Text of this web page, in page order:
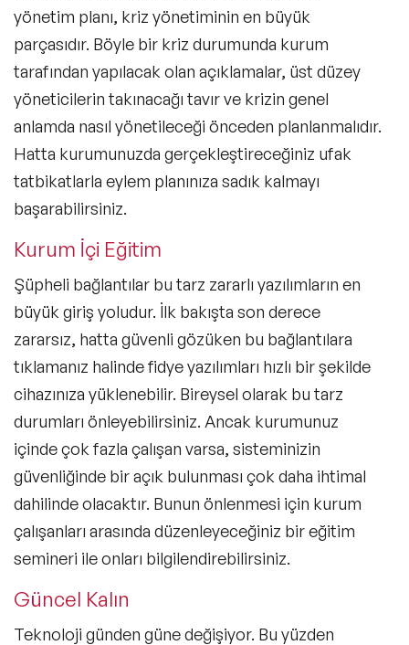
yönetim planı, kriz yönetiminin en büyük
parçasıdır. Böyle bir kriz durumunda kurum
tarafından yapılacak olan açıklamalar, üst düzey
yöneticilerin takınacağı tavır ve krizin genel
anlamda nasıl yönetileceği önceden planlanmalıdır.
Hatta kurumunuzda gerçekleştireceğiniz ufak
tatbikatlarla eylem planınıza sadık kalmayı
başarabilirsiniz.
Kurum İçi Eğitim
Şüpheli bağlantılar bu tarz zararlı yazılımların en
büyük giriş yoludur. İlk bakışta son derece
zararsız, hatta güvenli gözüken bu bağlantılara
tıklamanız halinde fidye yazılımları hızlı bir şekilde
cihazınıza yüklenebilir. Bireysel olarak bu tarz
durumları önleyebilirsiniz. Ancak kurumunuz
içinde çok fazla çalışan varsa, sisteminizin
güvenliğinde bir açık bulunması çok daha ihtimal
dahilinde olacaktır. Bunun önlenmesi için kurum
çalışanları arasında düzenleyeceğiniz bir eğitim
semineri ile onları bilgilendirebilirsiniz.
Güncel Kalın
Teknoloji günden güne değişiyor. Bu yüzden